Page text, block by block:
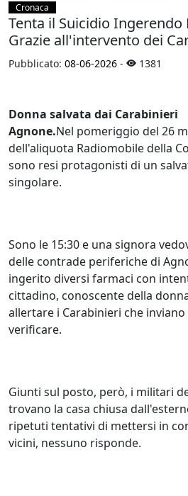
Cronaca
Tenta il Suicidio Ingerendo
Grazie all'intervento dei
Pubblicato: 08-06-2026 - 1381
Donna salvata dai Carabinieri
Agnone.Nel pomeriggio del 26
dell'aliquota Radiomobile della
sono resi protagonisti di un
singolare.
Sono le 15:30 e una signora
delle contrade periferiche di
ingerito diversi farmaci con
cittadino, conoscente della
allertare i Carabinieri che
verificare.
Giunti sul posto, però, i militari
trovano la casa chiusa
ripetuti tentativi di mettersi in
vicini, nessuno risponde.